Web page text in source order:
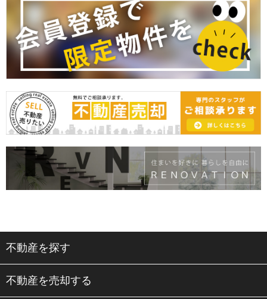
不動産を探す
不動産を売却する